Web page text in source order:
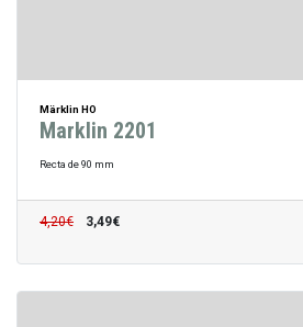
Märklin HO
Marklin 2201
Recta de 90 mm
4,20€ 3,49€